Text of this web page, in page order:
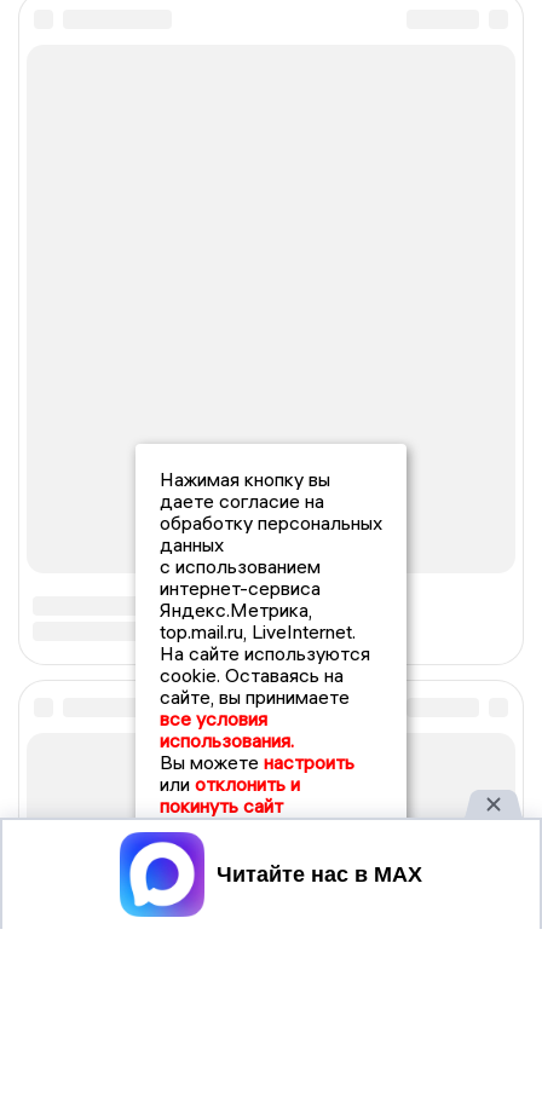
Нажимая кнопку вы
даете согласие на
обработку персональных
данных
с использованием
интернет-сервиса
Яндекс.Метрика,
top.mail.ru, LiveInternet.
На сайте используются
cookie. Оставаясь на
сайте, вы принимаете
все условия
использования.
Вы можете настроить
или отклонить и
покинуть сайт
Принять